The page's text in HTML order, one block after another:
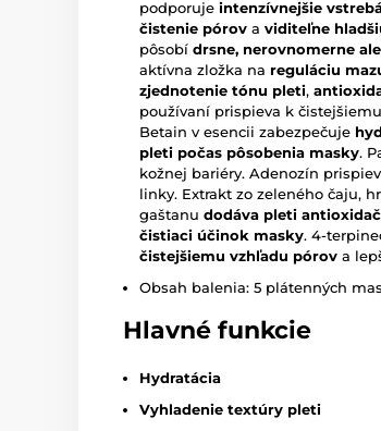
podporuje intenzívnejšie
čistenie pórov a viditeľne
pôsobí drsne, nerovnomerne
aktívna zložka na reguláciu
zjednotenie tónu pleti,
používaní prispieva k
Betain v esencii zabezpečuje
pleti počas pôsobenia masky.
kožnej bariéry. Adenozín
linky. Extrakt zo zeleného čaju,
gaštanu dodáva pleti
čistiaci účinok masky. 4-
čistejšiemu vzhľadu pórov a
Obsah balenia: 5 plátenných
Hlavné funkcie
Hydratácia
Vyhladenie textúry pleti